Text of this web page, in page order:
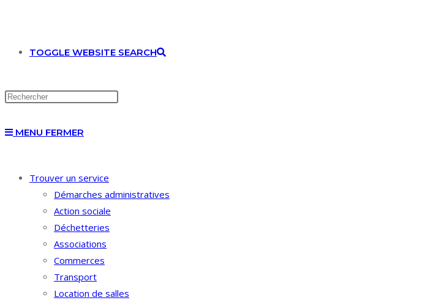
TOGGLE WEBSITE SEARCH
MENU FERMER
Trouver un service
Démarches administratives
Action sociale
Déchetteries
Associations
Commerces
Transport
Location de salles